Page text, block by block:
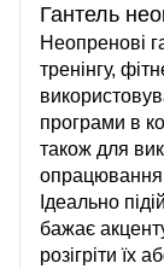
Гантель
Неопренові
тренінгу,
програми в
також для
опрацювання
Ідеально
бажає
розігріти їх